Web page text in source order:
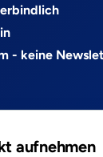
- keine
aufnehmen